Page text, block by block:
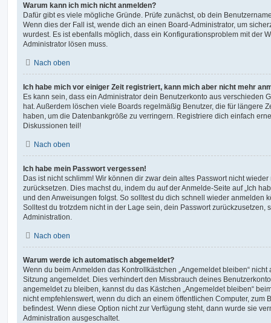
Warum kann ich mich nicht anmelden?
Dafür gibt es viele mögliche Gründe. Prüfe zunächst, ob dein
Wenn dies der Fall ist, wende dich an einen Board-Administrator, um
wurdest. Es ist ebenfalls möglich, dass ein Konfigurationsproblem mit der
Administrator lösen muss.
Nach oben
Ich habe mich vor einiger Zeit registriert, kann mich aber nicht mehr
Es kann sein, dass ein Administrator dein Benutzerkonto aus verschieden
hat. Außerdem löschen viele Boards regelmäßig Benutzer, die für längere
haben, um die Datenbankgröße zu verringern. Registriere dich einfach
Diskussionen teil!
Nach oben
Ich habe mein Passwort vergessen!
Das ist nicht schlimm! Wir können dir zwar dein altes Passwort nicht
zurücksetzen. Dies machst du, indem du auf der Anmelde-Seite auf „Ich
und den Anweisungen folgst. So solltest du dich schnell wieder anmelden
Solltest du trotzdem nicht in der Lage sein, dein Passwort zurückzusetzen,
Administration.
Nach oben
Warum werde ich automatisch abgemeldet?
Wenn du beim Anmelden das Kontrollkästchen „Angemeldet bleiben“
Sitzung angemeldet. Dies verhindert den Missbrauch deines
angemeldet zu bleiben, kannst du das Kästchen „Angemeldet bleiben“
nicht empfehlenswert, wenn du dich an einem öffentlichen Computer, zum
befindest. Wenn diese Option nicht zur Verfügung steht, dann wurde sie
Administration ausgeschaltet.